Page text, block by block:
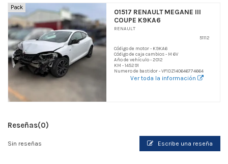
Pack
01517 RENAULT MEGANE III
COUPE K9KA6
RENAULT
51112
Código de motor - K9KA6
Código de caja cambios - M 6V
Año de vehículo - 2012
KM - 145291
Numero de bastidor - VF1DZ140646774664
Ver toda la información
Reseñas(0)
Sin reseñas Escribe una reseña